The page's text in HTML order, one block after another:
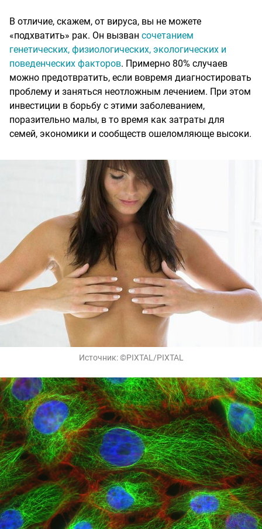
В отличие, скажем, от вируса, вы не можете
«подхватить» рак. Он вызван сочетанием
генетических, физиологических, экологических и
поведенческих факторов. Примерно 80% случаев
можно предотвратить, если вовремя диагностировать
проблему и заняться неотложным лечением. При этом
инвестиции в борьбу с этими заболеванием,
поразительно малы, в то время как затраты для
семей, экономики и сообществ ошеломляюще высоки.
Источник:©PIXTAL/PIXTAL